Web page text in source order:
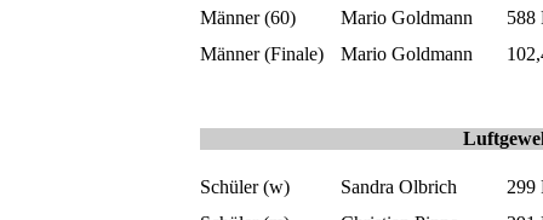
Männer (60)
Mario Goldmann
588
Männer (Finale)
Mario Goldmann
Schüler (w) Sandra Olbrich
299